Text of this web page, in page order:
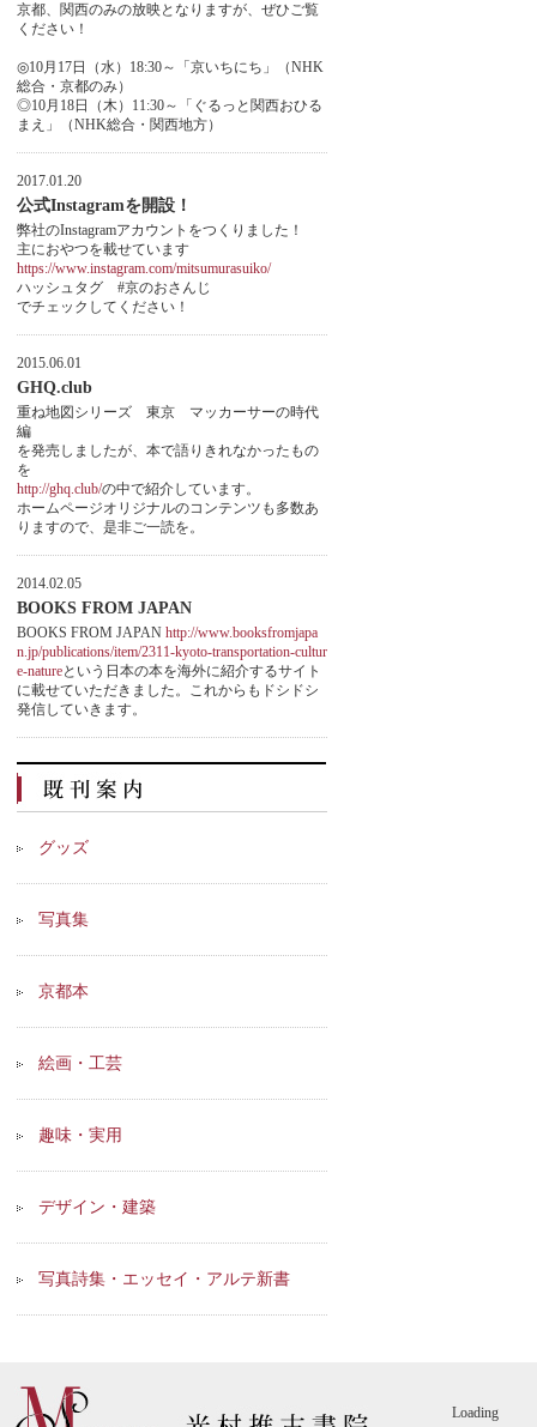
京都、関西のみの放映となりますが、ぜひご覧
ください！
◎10月17日（水）18:30～「京いちにち」（NHK
総合・京都のみ）
◎10月18日（木）11:30～「ぐるっと関西おひる
まえ」（NHK総合・関西地方）
2017.01.20
公式Instagramを開設！
弊社のInstagramアカウントをつくりました！
主におやつを載せています
https://www.instagram.com/mitsumurasuiko/
ハッシュタグ #京のおさんじ
でチェックしてください！
2015.06.01
GHQ.club
重ね地図シリーズ 東京 マッカーサーの時代
編
を発売しましたが、本で語りきれなかったもの
を
http://ghq.club/の中で紹介しています。
ホームページオリジナルのコンテンツも多数あ
りますので、是非ご一読を。
2014.02.05
BOOKS FROM JAPAN
BOOKS FROM JAPAN http://www.booksfromjapa
n.jp/publications/item/2311-kyoto-transportation-cultur
e-natureという日本の本を海外に紹介するサイト
に載せていただきました。これからもドシドシ
発信していきます。
グッズ
写真集
京都本
絵画・工芸
趣味・実用
デザイン・建築
写真詩集・エッセイ・アルテ新書
Loading